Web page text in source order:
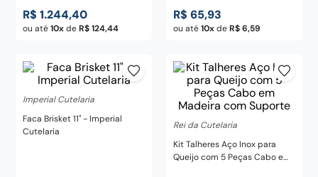
R$ 1.244,40
ou até10 deR$ 124,44
Imã
R$ 65,93
ou até10 deR$ 6,59
Imperial Cutelaria
Faca Brisket 11" - Imperial
Cutelaria
Rei da Cutelaria
Kit Talheres Aço Inox para
Queijo com 5 Peças Cabo em